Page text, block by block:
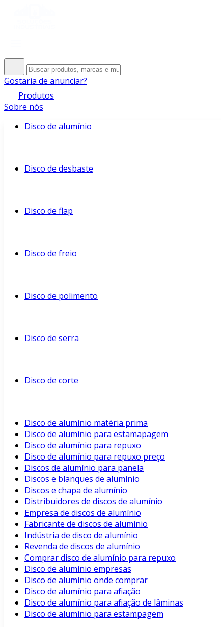
Gostaria de anunciar?
Produtos
Sobre nós
Disco de alumínio
Disco de desbaste
Disco de flap
Disco de freio
Disco de polimento
Disco de serra
Disco de corte
Disco de alumínio matéria prima
Disco de alumínio para estamapagem
Disco de alumínio para repuxo
Disco de alumínio para repuxo preço
Discos de alumínio para panela
Discos e blanques de alumínio
Discos e chapa de alumínio
Distribuidores de discos de alumínio
Empresa de discos de alumínio
Fabricante de discos de alumínio
Indústria de disco de alumínio
Revenda de discos de alumínio
Comprar disco de alumínio para repuxo
Disco de alumínio empresas
Disco de alumínio onde comprar
Disco de alumínio para afiação
Disco de alumínio para afiação de lâminas
Disco de alumínio para estampagem